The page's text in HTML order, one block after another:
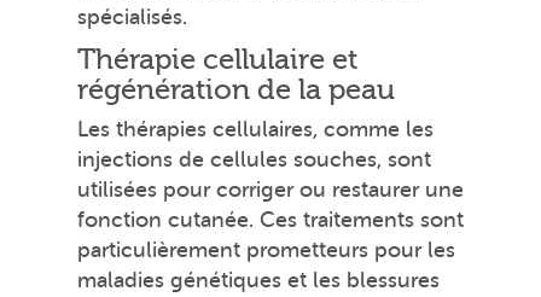
spécialisés.
Thérapie cellulaire et
régénération de la peau
Les thérapies cellulaires, comme les
injections de cellules souches, sont
utilisées pour corriger ou restaurer une
fonction cutanée. Ces traitements sont
particulièrement prometteurs pour les
maladies génétiques et les blessures